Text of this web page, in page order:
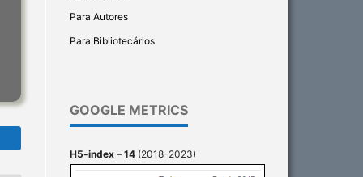
Para Autores
Para Bibliotecários
GOOGLE METRICS
H5-index – 14 (2018-2023)